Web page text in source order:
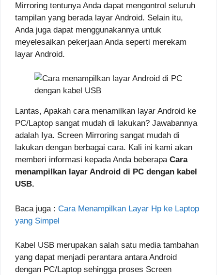
Mirroring tentunya Anda dapat mengontrol seluruh
tampilan yang berada layar Android. Selain itu,
Anda juga dapat menggunakannya untuk
meyelesaikan pekerjaan Anda seperti merekam
layar Android.
Lantas, Apakah cara menamilkan layar Android ke
PC/Laptop sangat mudah di lakukan? Jawabannya
adalah Iya. Screen Mirroring sangat mudah di
lakukan dengan berbagai cara. Kali ini kami akan
memberi informasi kepada Anda beberapa Cara
menampilkan layar Android di PC dengan kabel
USB.
Baca juga : Cara Menampilkan Layar Hp ke Laptop
yang Simpel
Kabel USB merupakan salah satu media tambahan
yang dapat menjadi perantara antara Android
dengan PC/Laptop sehingga proses Screen